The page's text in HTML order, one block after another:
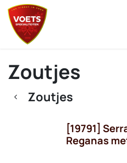
Overslaan naar inhoud
Zoutjes
Zoutjes
[19791]
Reganas